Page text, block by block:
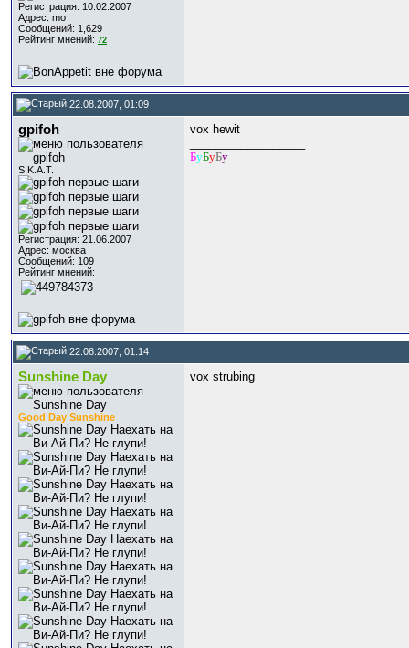
Регистрация: 10.02.2007
Адрес: mo
Сообщений: 1,629
Рейтинг мнений: 72
22.08.2007, 01:09
gpifoh
S.K.A.T.
Регистрация: 21.06.2007
Адрес: москва
Сообщений: 109
Рейтинг мнений:
vox hewit
БуБуБу
22.08.2007, 01:14
Sunshine Day
Good Day Sunshine
vox strubing